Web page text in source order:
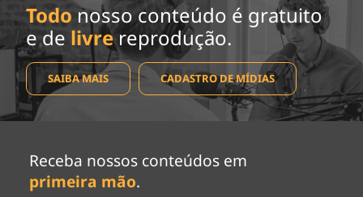
Todo nosso conteúdo é gratuito
e de livrereprodução.
SAIBA MAIS CADASTRO DE MÍDIAS
Receba nossos conteúdos em
primeira mão.